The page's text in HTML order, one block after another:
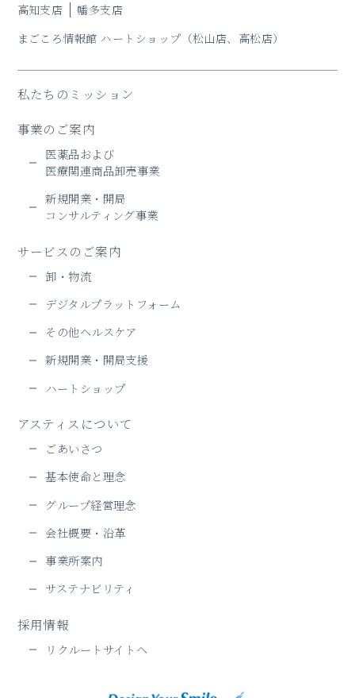
高知支店
幡多支店
まごころ情報館 ハートショップ （松山店、高松店）
私たちのミッション
事業のご案内
医薬品および
医療関連商品卸売事業
新規開業・開局
コンサルティング事業
サービスのご案内
卸・物流
デジタルプラットフォーム
その他ヘルスケア
新規開業・開局支援
ハートショップ
アスティスについて
ごあいさつ
基本使命と理念
グループ経営理念
会社概要・沿革
事業所案内
サステナビリティ
採用情報
リクルートサイトヘ